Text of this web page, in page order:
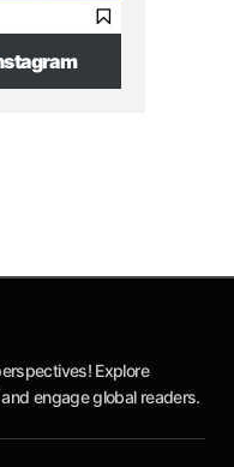
Explore
engage global readers.